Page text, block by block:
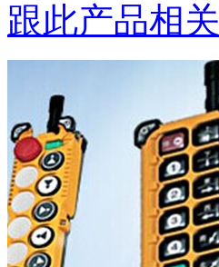
跟此产品相